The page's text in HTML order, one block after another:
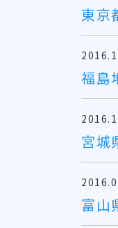
東京
福島
宮城
富山